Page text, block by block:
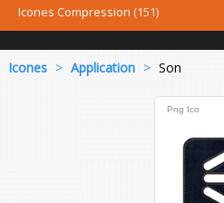
Icones Compression (151)
Icones > Application > Son
Png Ico